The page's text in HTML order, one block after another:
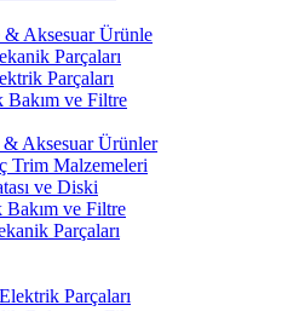
Aksesuar Ürünle
Parçaları
Parçaları
Bakım ve Filtre
Aksesuar Ürünler
Trim Malzemeleri
ve Diski
ve Filtre
Parçaları
Parçaları